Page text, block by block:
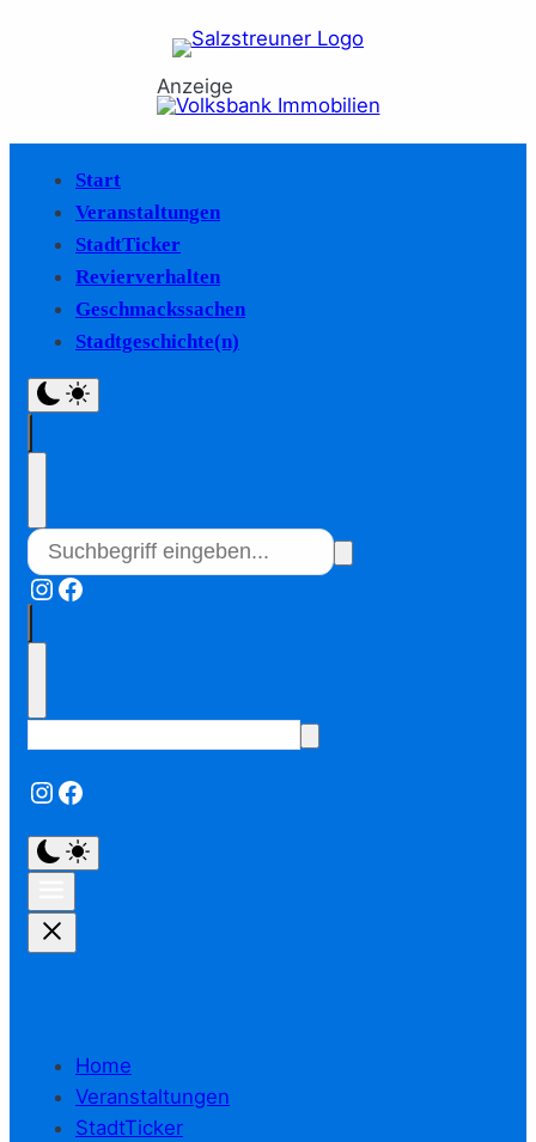
Anzeige
Start
Veranstaltungen
StadtTicker
Revierverhalten
Geschmackssachen
Stadtgeschichte(n)
Instagram
Facebook
Instagram
Facebook
Home
Veranstaltungen
StadtTicker